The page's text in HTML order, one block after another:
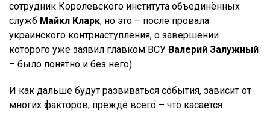
сотрудник Королевского института объединённых
служб Майкл Кларк, но это – после провала
украинского контрнаступления, о завершении
которого уже заявил главком ВСУ Валерий Залужный
– было понятно и без него).
И как дальше будут развиваться события, зависит от
многих факторов, прежде всего – что касается